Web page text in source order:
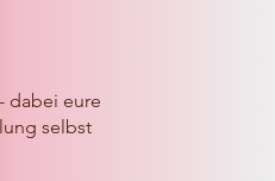
dabei eure
selbst